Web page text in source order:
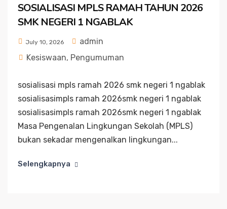
SOSIALISASI MPLS RAMAH TAHUN 2026
SMK NEGERI 1 NGABLAK
July 10, 2026
admin
Kesiswaan, Pengumuman
sosialisasi mpls ramah 2026 smk negeri 1 ngablak
sosialisasimpls ramah 2026smk negeri 1 ngablak
sosialisasimpls ramah 2026smk negeri 1 ngablak
Masa Pengenalan Lingkungan Sekolah (MPLS)
bukan sekadar mengenalkan lingkungan...
Selengkapnya